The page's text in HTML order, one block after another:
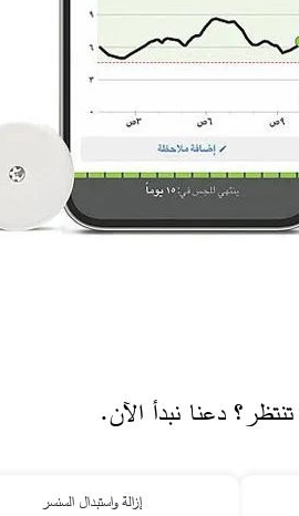
دعنا نبدأ الآن.
إزالة واستبدال السنسر